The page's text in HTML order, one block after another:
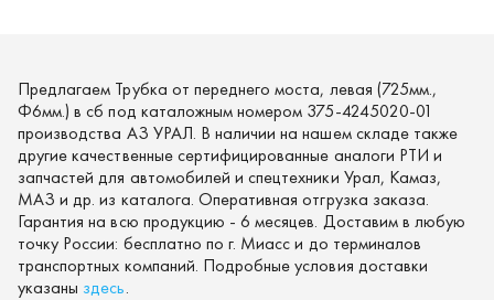
Предлагаем Трубка от переднего моста, левая (725мм.,
Ф6мм.) в сб под каталожным номером 375-4245020-01
производства АЗ УРАЛ. В наличии на нашем складе также
другие качественные сертифицированные аналоги РТИ и
запчастей для автомобилей и спецтехники Урал, Камаз,
МАЗ и др. из каталога. Оперативная отгрузка заказа.
Гарантия на всю продукцию - 6 месяцев. Доставим в любую
точку России: бесплатно по г. Миасс и до терминалов
транспортных компаний. Подробные условия доставки
указаны здесь.